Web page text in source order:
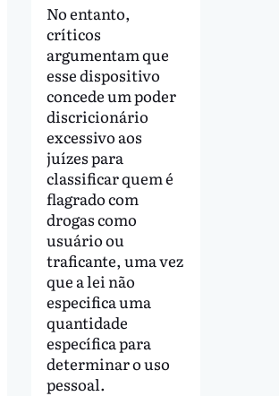
No entanto,
críticos
argumentam que
esse dispositivo
concede um poder
discricionário
excessivo aos
juízes para
classificar quem é
flagrado com
drogas como
usuário ou
traficante, uma vez
que a lei não
especifica uma
quantidade
específica para
determinar o uso
pessoal.